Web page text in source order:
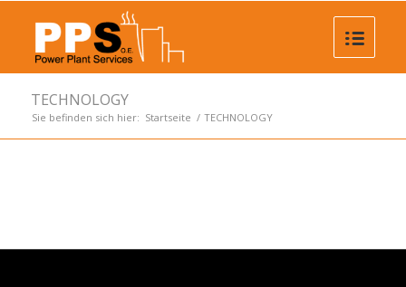
TECHNOLOGY
Sie befinden sich hier: Startseite / TECHNOLOGY